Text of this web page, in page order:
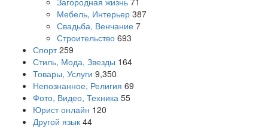
Мебель, Интерьер 387
Свадьба, Венчание 7
Строительство 693
Спорт 259
Стиль, Мода, Звезды 164
Товары, Услуги 9,350
Непознанное, Религия 69
Фото, Видео, Техника 55
Юрист онлайн 120
Другой язык 44